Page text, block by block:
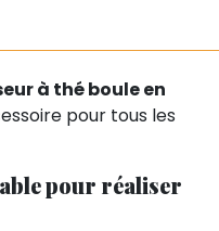
à thé boule en
pour tous les
pour réaliser